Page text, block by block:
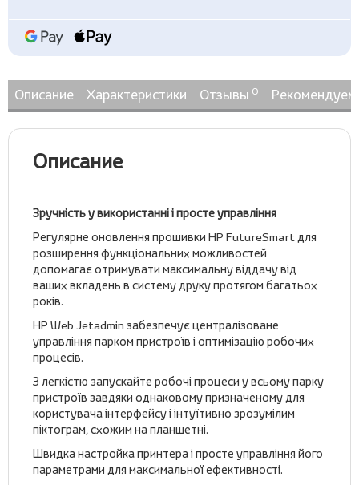
Описание Характеристики Отзывы 0
Описание
Зручність у використанні і просте управління
Регулярне оновлення прошивки HP FutureSmart для
розширення функціональних можливостей
допомагає отримувати максимальну віддачу від
ваших вкладень в систему друку протягом багатьох
років.
HP Web Jetadmin забезпечує централізоване
управління парком пристроїв і оптимізацію робочих
процесів.
З легкістю запускайте робочі процеси у всьому парку
пристроїв завдяки однаковому призначеному для
користувача інтерфейсу і інтуїтивно зрозумілим
піктограм, схожим на планшетні.
Швидка настройка принтера і просте управління його
параметрами для максимальної ефективності.